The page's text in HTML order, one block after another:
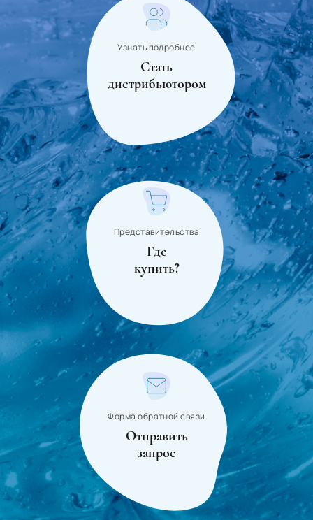
Узнать подробнее
Стать
дистрибьютором
Представительства
Где
купить?
Форма обратной связи
Отправить
запрос
Montenegro
Czech Republic
Chile
Switzerland
Sweden
Sri Lanka
Ecuador
Eritrea
Estonia
Ethiopia
South Africa
Jamaica
Japan